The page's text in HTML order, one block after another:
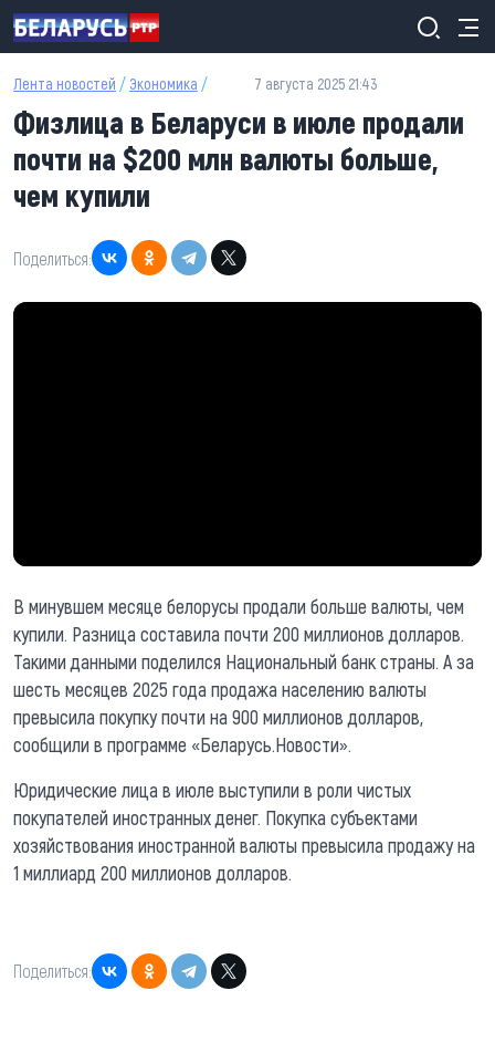
Перейти к основному содержанию
Лента новостей / Экономика / 7 августа 2025 21:43
Физлица в Беларуси в июле продали
почти на $200 млн валюты больше,
чем купили
Поделиться:
В минувшем месяце белорусы продали больше валюты, чем
купили. Разница составила почти 200 миллионов долларов.
Такими данными поделился Национальный банк страны. А за
шесть месяцев 2025 года продажа населению валюты
превысила покупку почти на 900 миллионов долларов,
сообщили в программе «Беларусь.Новости».
Юридические лица в июле выступили в роли чистых
покупателей иностранных денег. Покупка субъектами
хозяйствования иностранной валюты превысила продажу на
1 миллиард 200 миллионов долларов.
Поделиться: